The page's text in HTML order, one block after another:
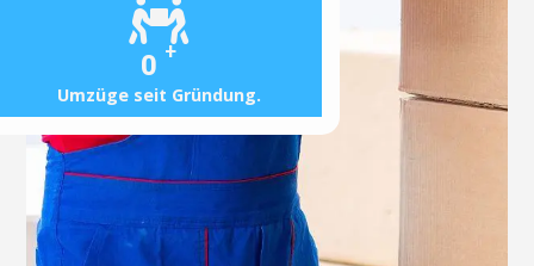
0 +
Umzüge seit Gründung.